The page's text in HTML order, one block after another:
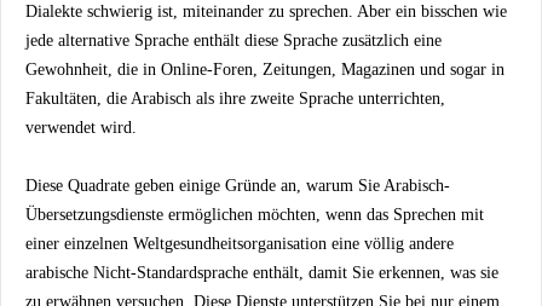
Dialekte schwierig ist, miteinander zu sprechen. Aber ein bisschen wie
jede alternative Sprache enthält diese Sprache zusätzlich eine
Gewohnheit, die in Online-Foren, Zeitungen, Magazinen und sogar in
Fakultäten, die Arabisch als ihre zweite Sprache unterrichten,
verwendet wird.
Diese Quadrate geben einige Gründe an, warum Sie Arabisch-
Übersetzungsdienste ermöglichen möchten, wenn das Sprechen mit
einer einzelnen Weltgesundheitsorganisation eine völlig andere
arabische Nicht-Standardsprache enthält, damit Sie erkennen, was sie
zu erwähnen versuchen. Diese Dienste unterstützen Sie bei nur einem